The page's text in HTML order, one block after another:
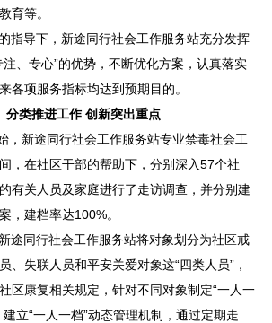
育等。
指导下，新途同行社会工作服务站充分发挥
、专心”的优势，不断优化方案，认真落实
各项服务指标均达到预期目的。
分类推进工作 创新突出重点
，新途同行社会工作服务站专业禁毒社会工
，在社区干部的帮助下，分别深入57个社
有关人员及家庭进行了走访调查，并分别建
，建档率达100%。
途同行社会工作服务站将对象划分为社区戒
、失联人员和平安关爱对象这“四类人员”，
区康复相关规定，针对不同对象制定“一人一
立“一人一档”动态管理机制，通过定期走